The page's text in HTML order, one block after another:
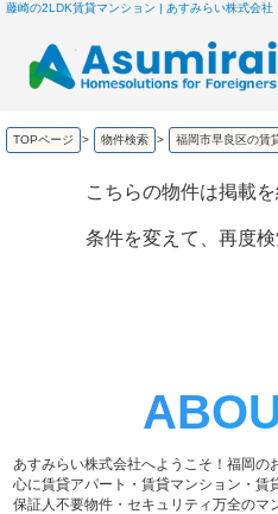
藤崎の2LDK賃貸マンション | あすみらい株式会社
TOPページ > 物件検索 > 福岡市早良区の賃
こちらの物件は掲載
条件を変えて、再度検
あすみらい株式会社へようこそ！福岡の
心に賃貸アパート・賃貸マンション・賃
保証人不要物件・セキュリティ万全のマ